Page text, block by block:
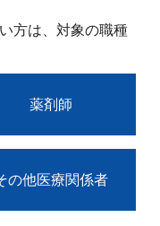
方は、対象の職種
薬剤師
の他医療関係者